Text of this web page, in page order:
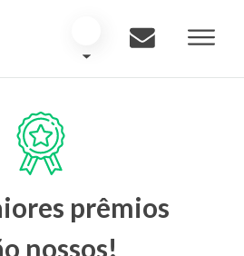
prêmios
nossos!